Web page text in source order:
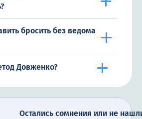
бросить без ведома
Довженко?
Остались сомнения или не